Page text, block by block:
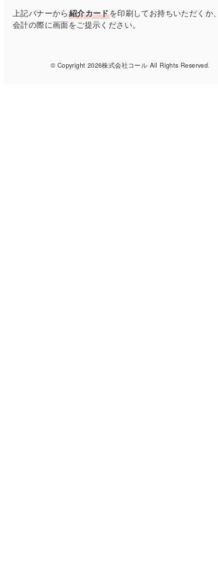
上記バナーから紹介カードを印刷してお持ちいただくか
会計の際に画面をご提示ください。
© Copyright 2026株式会社コール All Rights Reserved.